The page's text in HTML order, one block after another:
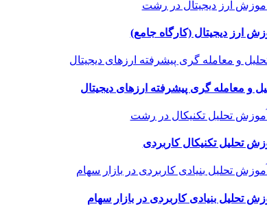
ارز دیجیتال (کارگاه جامع)
و معامله گری پیشرفته ارزهای دیجیتال
تحلیل تکنیکال کاربردی
تحلیل بنیادی کاربردی در بازار سهام